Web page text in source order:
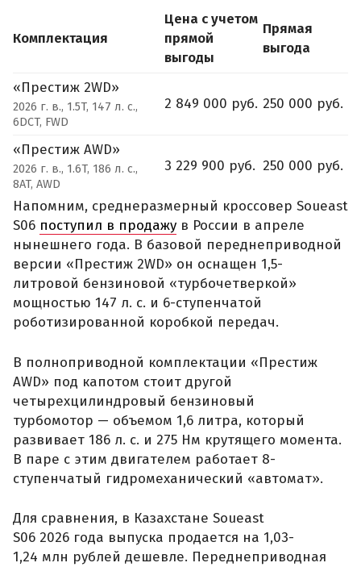
Комплектация
Цена с учетом
прямой
выгоды
Прямая
выгода
«Престиж 2WD»
2026 г. в., 1.5T, 147 л. с.,
6DCT, FWD
2 849 000 руб. 250 000 руб.
«Престиж AWD»
2026 г. в., 1.6T, 186 л. с.,
8AT, AWD
3 229 900 руб. 250 000 руб.
Напомним, среднеразмерный кроссовер Soueast
S06 поступил в продажу в России в апреле
нынешнего года. В базовой переднеприводной
версии «Престиж 2WD» он оснащен 1,5-
литровой бензиновой «турбочетверкой»
мощностью 147 л. с. и 6-ступенчатой
роботизированной коробкой передач.
В полноприводной комплектации «Престиж
AWD» под капотом стоит другой
четырехцилиндровый бензиновый
турбомотор — объемом 1,6 литра, который
развивает 186 л. с. и 275 Нм крутящего момента.
В паре с этим двигателем работает 8-
ступенчатый гидромеханический «автомат».
Для сравнения, в Казахстане Soueast
S06 2026 года выпуска продается на 1,03-
1,24 млн рублей дешевле. Переднеприводная